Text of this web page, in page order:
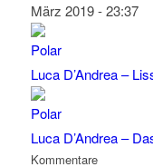
März 2019 - 23:37
Luca D’Andrea –
Luca D’Andrea –
Kommentare